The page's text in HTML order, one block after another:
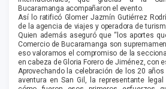
Bucaramanga acompañaron el evento.
Así lo ratificó Glomer Jazmín Gutiérrez
de la agencia de viajes y operadora de
Quien además aseguró que “los aportes
Comercio de Bucaramanga son
eso valoramos el compromiso de la
en cabeza de Gloria Forero de Jiménez, con
Aprovechando la celebración de los 20
aventura en San Gil, la representante